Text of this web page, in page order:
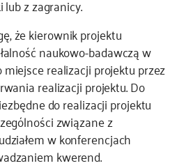
z zagranicy.
że kierownik projektu
naukowo-badawczą w
realizacji projektu przez
realizacji projektu. Do
do realizacji projektu
związane z
w konferencjach
kwerend.